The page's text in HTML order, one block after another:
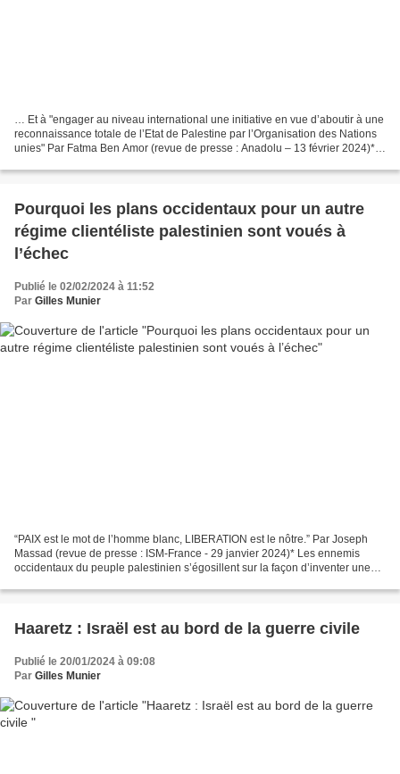
… Et à "engager au niveau international une initiative en vue d’aboutir à une
reconnaissance totale de l’Etat de Palestine par l’Organisation des Nations
unies" Par Fatma Ben Amor (revue de presse : Anadolu – 13 février 2024)*
Pourquoi les plans occidentaux pour un autre
régime clientéliste palestinien sont voués à
l’échec
Publié le 02/02/2024 à 11:52
Par Gilles Munier
“PAIX est le mot de l’homme blanc, LIBERATION est le nôtre.” Par Joseph
Massad (revue de presse : ISM-France - 29 janvier 2024)* Les ennemis
occidentaux du peuple palestinien s’égosillent sur la façon d’inventer une
Haaretz : Israël est au bord de la guerre civile
Publié le 20/01/2024 à 09:08
Par Gilles Munier